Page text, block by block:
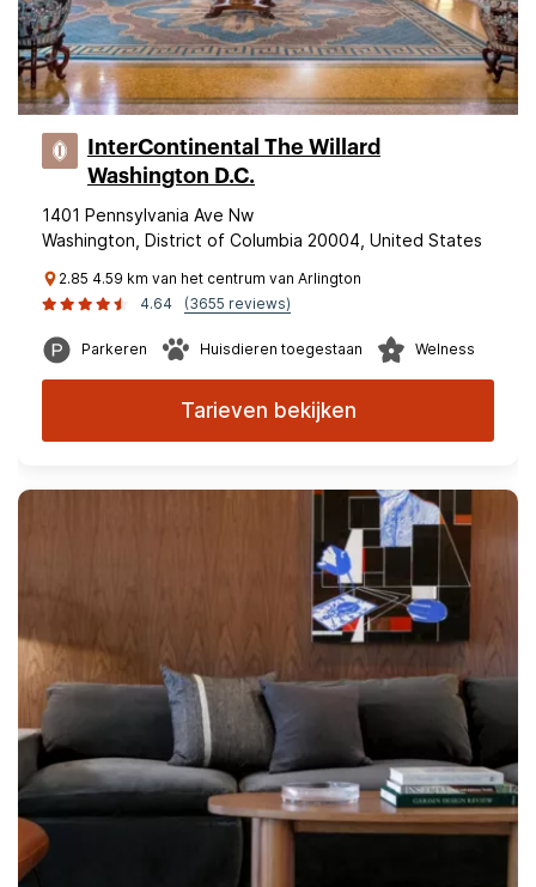
InterContinental The Willard
Washington D.C.
1401 Pennsylvania Ave Nw
Washington, District of Columbia 20004, United States
2.85 4.59 km van het centrum van Arlington
4.64
(3655 reviews)
Parkeren Huisdieren toegestaan Welness
Tarieven bekijken